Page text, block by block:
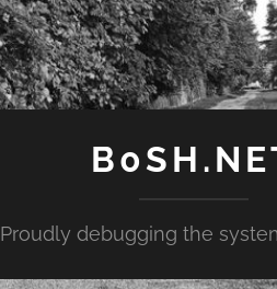
Proudly debugging the